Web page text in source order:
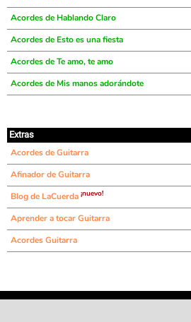
Acordes de Hablando Claro
Acordes de Esto es una fiesta
Acordes de Te amo, te amo
Acordes de Mis manos adorándote
Extras
Acordes de Guitarra
Afinador de Guitarra
Blog de LaCuerda ¡nuevo!
Aprender a tocar Guitarra
Acordes Guitarra